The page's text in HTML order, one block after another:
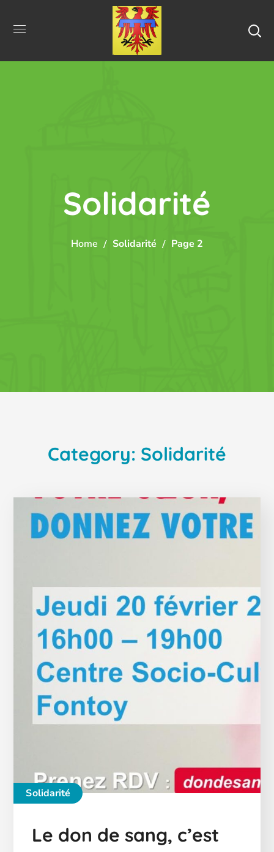
Solidarité
Home Solidarité Page 2
Category: Solidarité
Solidarité
Le don de sang, c’est